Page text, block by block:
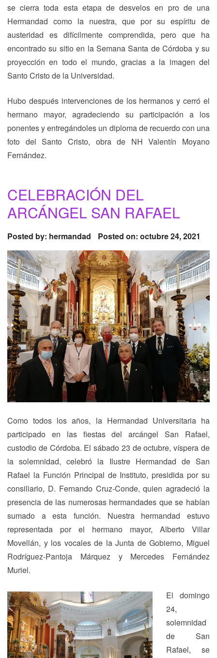
se cierra toda esta etapa de desvelos en pro de una
Hermandad como la nuestra, que por su espíritu de
austeridad es difícilmente comprendida, pero que ha
encontrado su sitio en la Semana Santa de Córdoba y su
proyección en todo el mundo, gracias a la imagen del
Santo Cristo de la Universidad.
Hubo después intervenciones de los hermanos y cerró el
hermano mayor, agradeciendo su participación a los
ponentes y entregándoles un diploma de recuerdo con una
foto del Santo Cristo, obra de NH Valentín Moyano
Fernández.
CELEBRACIÓN DEL
ARCÁNGEL SAN RAFAEL
Posted by: hermandad Posted on: octubre 24, 2021
Como todos los años, la Hermandad Universitaria ha
participado en las fiestas del arcángel San Rafael,
custodio de Córdoba. El sábado 23 de octubre, víspera de
la solemnidad, celebró la Ilustre Hermandad de San
Rafael la Función Principal de Instituto, presidida por su
consiliario, D. Fernando Cruz-Conde, quien agradeció la
presencia de las numerosas hermandades que se habían
sumado a esta función. Nuestra hermandad estuvo
representada por el hermano mayor, Alberto Villar
Movellán, y los vocales de la Junta de Gobierno, Miguel
Rodríguez-Pantoja Márquez y Mercedes Fernández
Muriel.
El domingo
24,
solemnidad
de San
Rafael, se